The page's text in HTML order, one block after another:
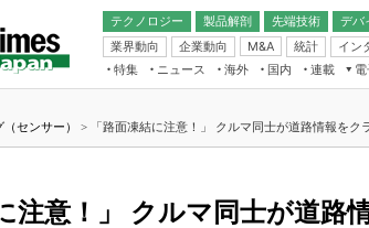
テクノロジー 製品解剖
先端技術
電池／エネルギー
デバ
アナログ
マイコン
業界動向
企業動向 M&A 統計 イン
フィジカルAI
読者調査（EE
特集 ニュース 海外 国内
連載
福田昭のデバイス通信
大山聡の業界スコープ
電子ブックレット
センサー） > 「路面凍結に注意！」 クルマ同士が道路情報をクラ
注意！」 クルマ同士が道路